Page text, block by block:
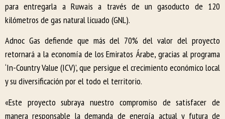
para entregarla a Ruwais a través de un gasoducto de 120
kilómetros de gas natural licuado (GNL).
Adnoc Gas defiende que más del 70% del valor del proyecto
retornará a la economía de los Emiratos Árabe, gracias al programa
‘In-Country Value (ICV)’, que persigue el crecimiento económico local
y su diversificación por el todo el territorio.
«Este proyecto subraya nuestro compromiso de satisfacer de
manera responsable la demanda de energía actual y futura de